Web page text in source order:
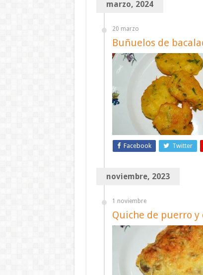
marzo, 2024
20 marzo
Buñuelos de
Facebook Twitter
noviembre, 2023
1 noviembre
Quiche de puerro y